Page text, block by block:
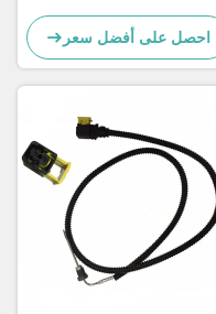
جهاز استشعار لدرجة حرارة
غازات العادم للشاحنة DEUTZ
احصل على أفضل سعر